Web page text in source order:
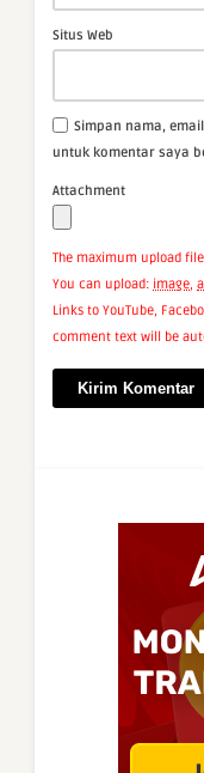
Situs Web
Simpan nama,
untuk komentar saya
Attachment
The maximum upload
You can upload: image,
Links to YouTube,
comment text will be